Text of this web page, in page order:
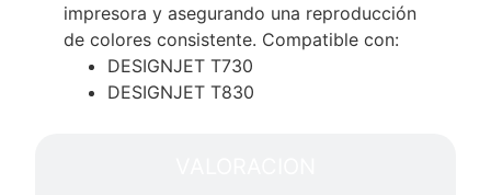
impresora y asegurando una reproducción
de colores consistente. Compatible con:
DESIGNJET T730
DESIGNJET T830